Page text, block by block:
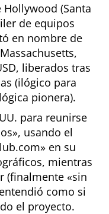
Hollywood (Santa
de equipos
en nombre de
liberados tras
(ilógico para
pionera).
para reunirse
, usando el
en su
mientras
(finalmente
sin
como si
el proyecto.